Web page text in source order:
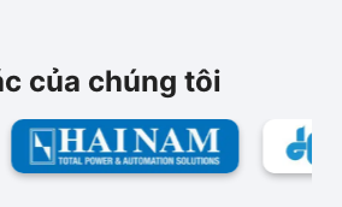
của chúng tôi